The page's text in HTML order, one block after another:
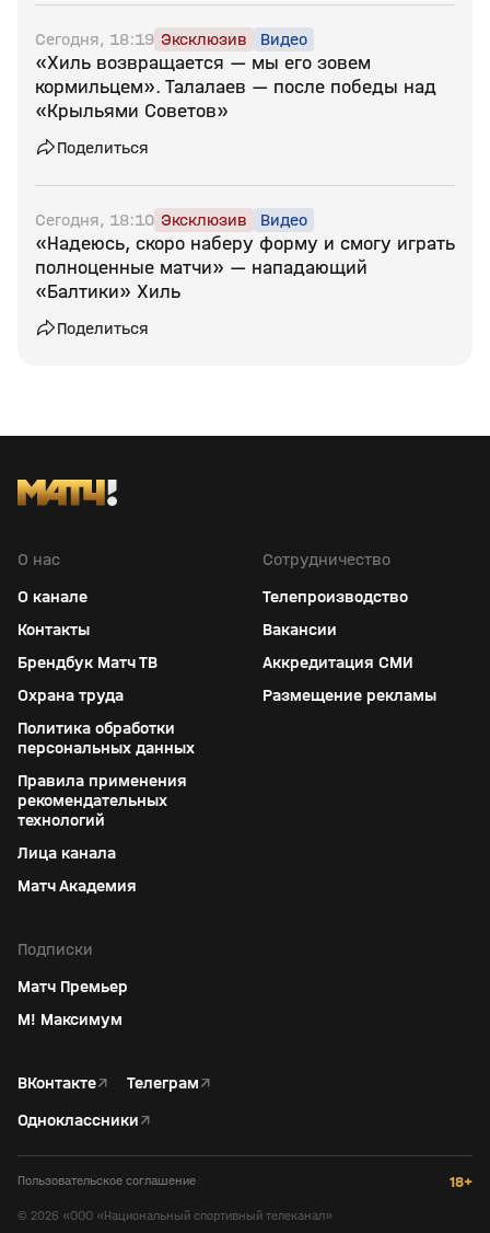
Сегодня, 18:19 Эксклюзив Видео
«Хиль возвращается — мы его зовем
кормильцем». Талалаев — после победы над
«Крыльями Советов»
Поделиться
Сегодня, 18:10 Эксклюзив Видео
«Надеюсь, скоро наберу форму и смогу играть
полноценные матчи» — нападающий
«Балтики» Хиль
Поделиться
О нас
О канале
Контакты
Брендбук Матч ТВ
Охрана труда
Политика обработки
персональных данных
Правила применения
рекомендательных
технологий
Лица канала
Матч Академия
Сотрудничество
Телепроизводство
Вакансии
Аккредитация СМИ
Размещение рекламы
Подписки
Матч Премьер
М! Максимум
ВКонтакте↗ Телеграм↗
Одноклассники↗
Пользовательское соглашение 18+
© 2026 «ООО «Национальный спортивный телеканал»